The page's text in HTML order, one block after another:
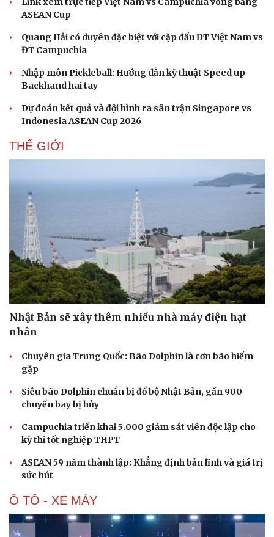
Tư vấn
Săn Tour
check-in
Đọc truyện đêm khuya
Cửa sổ tình yêu
ASEAN Cup
Quang Hải có duyên đặc biệt với cặp đấu ĐT Việt Nam vs
ĐT Campuchia
Nhập môn Pickleball: Hướng dẫn kỹ thuật Speed up
Backhand hai tay
Dự đoán kết quả và đội hình ra sân trận Singapore vs
Indonesia ASEAN Cup 2026
THẾ GIỚI
Nhật Bản sẽ xây thêm nhiều nhà máy điện hạt
nhân
Chuyên gia Trung Quốc: Bão Dolphin là cơn bão hiếm
gặp
Siêu bão Dolphin chuẩn bị đổ bộ Nhật Bản, gần 900
chuyến bay bị hủy
Campuchia triển khai 5.000 giám sát viên độc lập cho
kỳ thi tốt nghiệp THPT
ASEAN 59 năm thành lập: Khẳng định bản lĩnh và giá trị
sức hút
Ô TÔ - XE MÁY